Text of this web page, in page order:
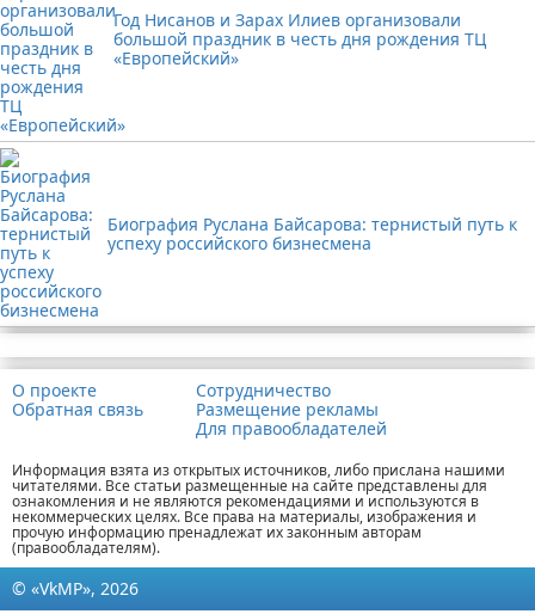
Год Нисанов и Зарах Илиев организовали
большой праздник в честь дня рождения ТЦ
«Европейский»
Биография Руслана Байсарова: тернистый путь к
успеху российского бизнесмена
О проекте
Обратная связь
Сотрудничество
Размещение рекламы
Для правообладателей
Информация взята из открытых источников, либо прислана нашими
читателями. Все статьи размещенные на сайте представлены для
ознакомления и не являются рекомендациями и используются в
некоммерческих целях. Все права на материалы, изображения и
прочую информацию пренадлежат их законным авторам
(правообладателям).
© «VkMP», 2026